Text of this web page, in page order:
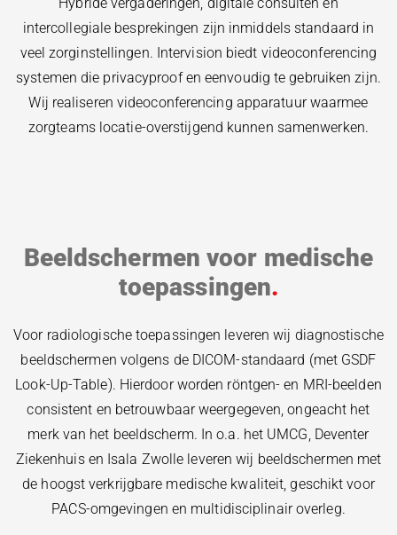
intercollegiale besprekingen zijn inmiddels standaard in
veel zorginstellingen. Intervision biedt videoconferencing
systemen die privacyproof en eenvoudig te gebruiken zijn.
Wij realiseren videoconferencing apparatuur waarmee
zorgteams locatie-overstijgend kunnen samenwerken.
Beeldschermen voor medische
toepassingen
Voor radiologische toepassingen leveren wij diagnostische
beeldschermen volgens de DICOM-standaard (met GSDF
Look-Up-Table). Hierdoor worden röntgen- en MRI-beelden
consistent en betrouwbaar weergegeven, ongeacht het
merk van het beeldscherm. In o.a. het UMCG, Deventer
Ziekenhuis en Isala Zwolle leveren wij beeldschermen met
de hoogst verkrijgbare medische kwaliteit, geschikt voor
PACS-omgevingen en multidisciplinair overleg.